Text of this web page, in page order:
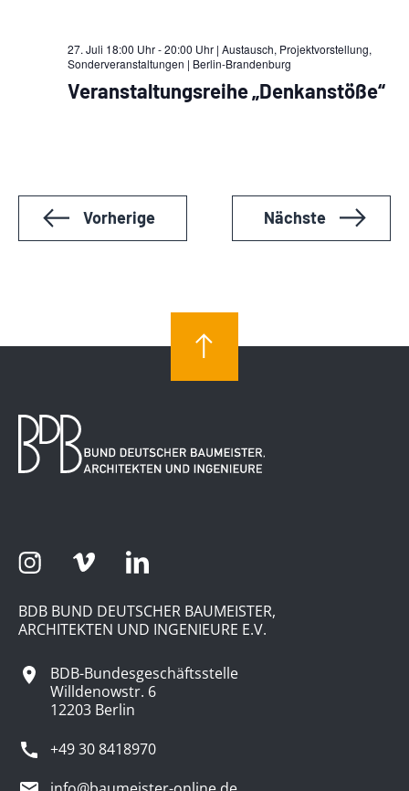
27. Juli 18:00 Uhr - 20:00 Uhr | Austausch, Projektvorstellung,
Sonderveranstaltungen | Berlin-Brandenburg
Veranstaltungsreihe „Denkanstöße“
VorherigeVeranstaltungenNächste
BDB BUND DEUTSCHER BAUMEISTER,
ARCHITEKTEN UND INGENIEURE E.V.
BDB-Bundesgeschäftsstelle
Willdenowstr. 6
12203 Berlin
+49 30 8418970